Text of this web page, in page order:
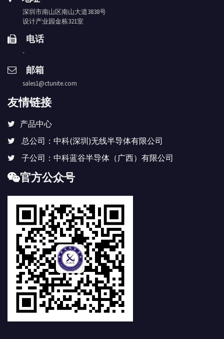
深圳市南山区南山大道3838号
设计产业园金栋321室
电话
-
邮箱
sales1@ctunite.com
友情链接
产品中心
总公司：中科(深圳)无线半导体有限公司
子公司：中科蓝谷半导体（广西）有限公司
官方公众号